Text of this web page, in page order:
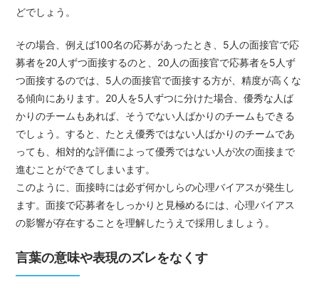
どでしょう。
その場合、例えば100名の応募があったとき、5人の面接官で応
募者を20人ずつ面接するのと、20人の面接官で応募者を5人ず
つ面接するのでは、5人の面接官で面接する方が、精度が高くな
る傾向にあります。20人を5人ずつに分けた場合、優秀な人ば
かりのチームもあれば、そうでない人ばかりのチームもできる
でしょう。すると、たとえ優秀ではない人ばかりのチームであ
っても、相対的な評価によって優秀ではない人が次の面接まで
進むことができてしまいます。
このように、面接時には必ず何かしらの心理バイアスが発生し
ます。面接で応募者をしっかりと見極めるには、心理バイアス
の影響が存在することを理解したうえで採用しましょう。
言葉の意味や表現のズレをなくす